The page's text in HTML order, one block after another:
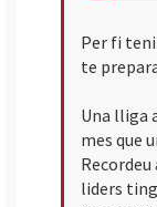
Per fi
te
Una lliga
mes que
Recordeu
liders